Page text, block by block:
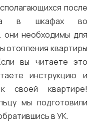
после
в шкафах во
они необходимы для
отопления квартиры
вы читаете это
инструкцию и
своей квартире!
мы подготовили
в УК.